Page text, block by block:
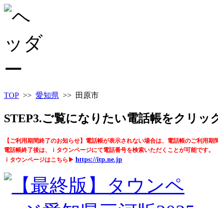
TOP >> 愛知県 >> 田原市
STEP3.ご覧になりたい電話帳をクリッ
【ご利用期間終了のお知らせ】電話帳が表示されない場合は、電話帳のご利用期
電話帳終了後は、ｉタウンページにて電話番号を検索いただくことが可能です。
ｉタウンページはこちら▶ https://itp.ne.jp